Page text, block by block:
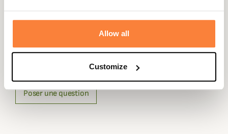
Allow all
Customize
Questions (FAQs)
Questions (FAQs)
Poser une question